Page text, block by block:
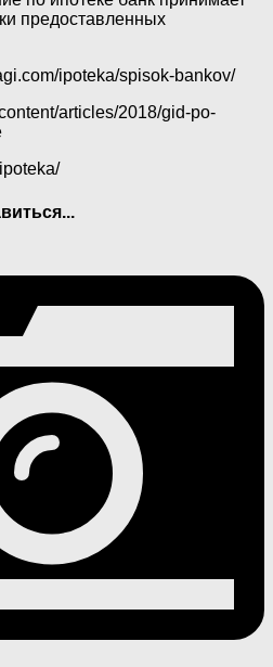
предоставленных
ipoteka/spisok-bankov/
articles/2018/gid-po-